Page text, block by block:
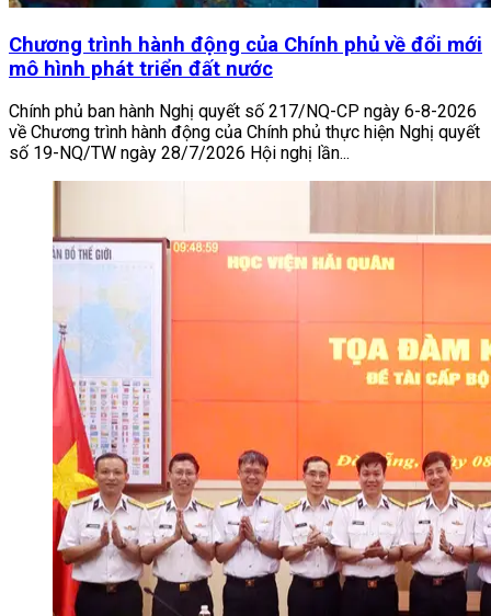
Chương trình hành động của Chính phủ về đổi mới
mô hình phát triển đất nước
Chính phủ ban hành Nghị quyết số 217/NQ-CP ngày 6-8-2026
về Chương trình hành động của Chính phủ thực hiện Nghị quyết
số 19-NQ/TW ngày 28/7/2026 Hội nghị lần...